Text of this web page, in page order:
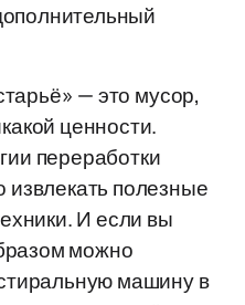
— это мусор,
ценности.
переработки
полезные
И если вы
можно
машину в